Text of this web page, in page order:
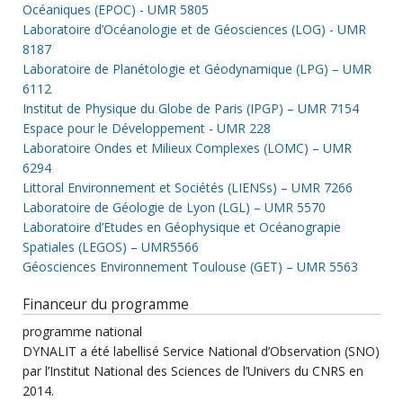
Océaniques (EPOC) - UMR 5805
Laboratoire d’Océanologie et de Géosciences (LOG) - UMR
8187
Laboratoire de Planétologie et Géodynamique (LPG) – UMR
6112
Institut de Physique du Globe de Paris (IPGP) – UMR 7154
Espace pour le Développement - UMR 228
Laboratoire Ondes et Milieux Complexes (LOMC) – UMR
6294
Littoral Environnement et Sociétés (LIENSs) – UMR 7266
Laboratoire de Géologie de Lyon (LGL) – UMR 5570
Laboratoire d’Etudes en Géophysique et Océanograpie
Spatiales (LEGOS) – UMR5566
Géosciences Environnement Toulouse (GET) – UMR 5563
Financeur du programme
programme national
DYNALIT a été labellisé Service National d’Observation (SNO)
par l’Institut National des Sciences de l’Univers du CNRS en
2014.